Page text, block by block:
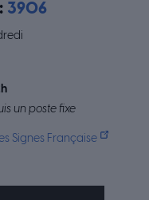
3906
un poste fixe
Signes Française